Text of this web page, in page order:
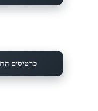
כרטיסים החל מ